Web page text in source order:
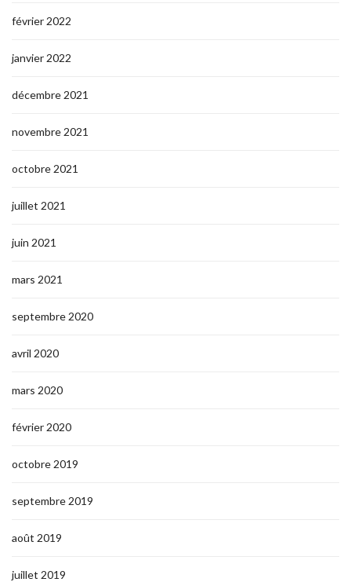
février 2022
janvier 2022
décembre 2021
novembre 2021
octobre 2021
juillet 2021
juin 2021
mars 2021
septembre 2020
avril 2020
mars 2020
février 2020
octobre 2019
septembre 2019
août 2019
juillet 2019